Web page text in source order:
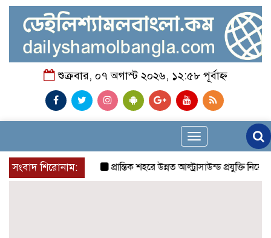
শুক্রবার, ০৭ অগাস্ট ২০২৬, ১২:৫৮ পূর্বাহ্ন
Toggle
navigation
সংবাদ শিরোনাম:
প্রান্তিক শহরে উন্নত আল্ট্রাসাউন্ড প্রযুক্তি নিয়ে